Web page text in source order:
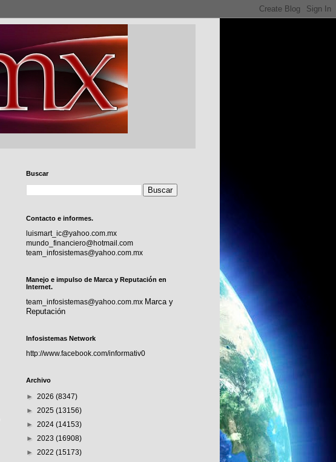
Buscar
Contacto e informes.
luismart_ic@yahoo.com.mx
mundo_financiero@hotmail.com
team_infosistemas@yahoo.com.mx
Manejo e impulso de Marca y Reputación en
Internet.
team_infosistemas@yahoo.com.mx Marca y
Reputación
Infosistemas Network
http://www.facebook.com/informativ0
Archivo
► 2026 (8347)
► 2025 (13156)
► 2024 (14153)
► 2023 (16908)
► 2022 (15173)